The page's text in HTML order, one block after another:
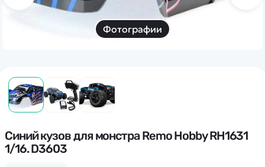
Фотографии
Синий кузов для монстра Remo Hobby RH1631
1/16. D3603
Дополнительный способ связи
WhatsApp/Мобильный
Заказать звонок